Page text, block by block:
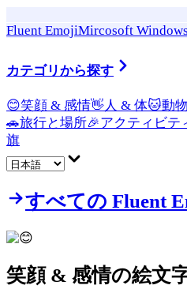
Fluent EmojiMircosoft Windows
カテゴリから探す
😊笑顔 & 感情👋 人 & 体🐱動
🚗旅行と場所🎉アクティビテ
旗
すべての Fluent
笑顔 & 感情の絵文